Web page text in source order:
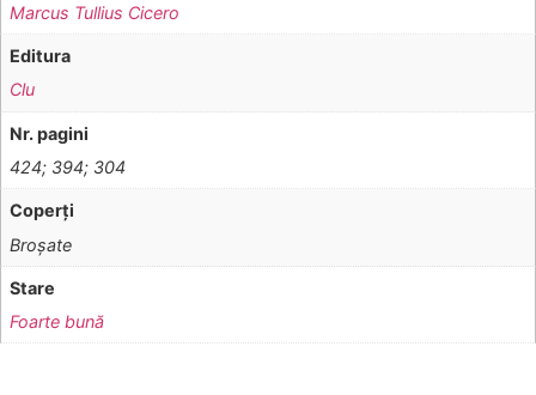
Marcus Tullius Cicero
Editura
Clu
Nr. pagini
424; 394; 304
Coperţi
Broşate
Stare
Foarte bună